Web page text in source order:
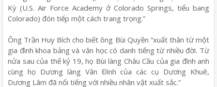
Kỳ (U.S. Air Force Academy ở Colorado Springs, tiểu bang
Colorado) đón tiếp một cách trang trọng.”
Ông Trần Huy Bích cho biết ông Bùi Quyền “xuất thân từ một
gia đình khoa bảng và văn học có danh tiếng từ nhiều đời. Từ
nửa sau của thế kỷ 19, họ Bùi làng Châu Cầu của gia đình anh
cùng họ Dương làng Vân Đình của các cụ Dương Khuê,
Dương Lâm đã nổi tiếng với nhiều nhân vật xuất sắc.”